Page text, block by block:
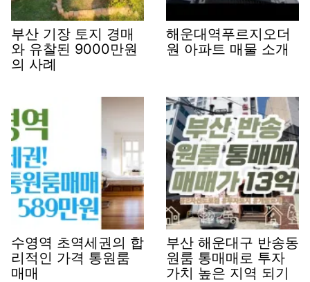
부산 기장 토지 경매
와 유찰된 9000만원
의 사례
해운대역푸르지오더
원 아파트 매물 소개
수영역 초역세권의 합
리적인 가격 통원룸
매매
부산 해운대구 반송동
원룸 통매매로 투자
가치 높은 지역 되기